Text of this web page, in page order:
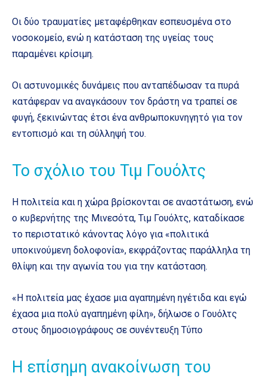
Οι δύο τραυματίες μεταφέρθηκαν εσπευσμένα στο
νοσοκομείο, ενώ η κατάσταση της υγείας τους
παραμένει κρίσιμη.
Οι αστυνομικές δυνάμεις που ανταπέδωσαν τα πυρά
κατάφεραν να αναγκάσουν τον δράστη να τραπεί σε
φυγή, ξεκινώντας έτσι ένα ανθρωποκυνηγητό για τον
εντοπισμό και τη σύλληψή του.
Το σχόλιο του Τιμ Γουόλτς
Η πολιτεία και η χώρα βρίσκονται σε αναστάτωση, ενώ
ο κυβερνήτης της Μινεσότα, Τιμ Γουόλτς, καταδίκασε
το περιστατικό κάνοντας λόγο για «πολιτικά
υποκινούμενη δολοφονία», εκφράζοντας παράλληλα τη
θλίψη και την αγωνία του για την κατάσταση.
«Η πολιτεία μας έχασε μια αγαπημένη ηγέτιδα και εγώ
έχασα μια πολύ αγαπημένη φίλη», δήλωσε ο Γουόλτς
στους δημοσιογράφους σε συνέντευξη Τύπο
Η επίσημη ανακοίνωση του